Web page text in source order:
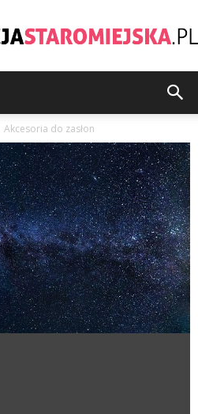
Akcesoria do zasłon